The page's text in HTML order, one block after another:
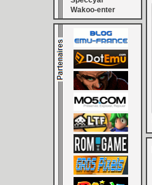
Wakoo-enter